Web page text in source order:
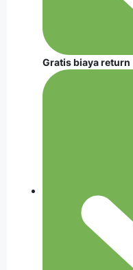
Gratis biaya return